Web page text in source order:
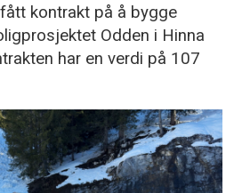
fått kontrakt på å bygge
Odden i Hinna
har en verdi på 107